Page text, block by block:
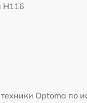
H116
Optoma по